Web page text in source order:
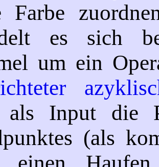
Farbe
es sich
um ein
als Input die
(als